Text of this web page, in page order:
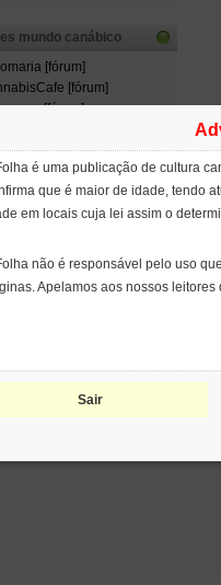
mundo canábico
[fórum]
[fórum]
[fórum]
Roots [blog]
de Fumaça [filme]
Tears
CBD
Coalition for Just and
Drug Policies
sobre
(NEIP)
on seeds
é uma publicação de cultura
que é maior de idade, tendo
em locais cuja lei assim o
não é responsável pelo uso
Apelamos aos nossos
Sair